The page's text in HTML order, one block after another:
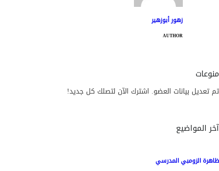
زهور أبوزهير
AUTHOR
منوعات
تم تعديل بيانات العضو. اشترك الآن لتصلك كل جديد!
آخر المواضيع
ظاهرة الزومبي المدرسي